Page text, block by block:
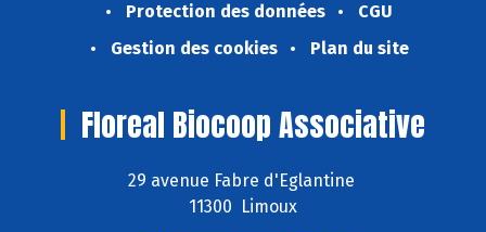
Protection des données
CGU
Gestion des cookies
Plan du site
Floreal Biocoop Associative
29 avenue Fabre d'Eglantine
11300 Limoux